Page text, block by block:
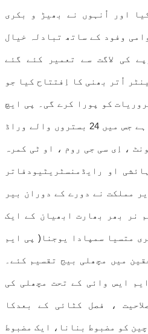
اور اُنہوں نے بھیڑ و بکری
وفود کے ساتھ تبادلہ خیال
نے 6کروڑ روپے کی لاگت سے تعمیر کئے گئے
اُتر بھنی کا اِفتتاح کیا جو
کو پورا کرے گی۔ پی ایچ
سی کا رقبہ 18,700 مربع فٹ ہے جس میں 24 بستروں والے وراڈ
، اِی سی جی روم ، او ٹی کمرہ
او رایڈمنسٹریٹیودفاتر
مملکت نے دورے کے دوران بیر
نر بھر بھارت ابھیان کے ایک
متسیا سمپادا یوجنا( پی ایم
میں مچھلی بیج تقسیم کئے۔
ایس وائی کے تحت مچھلی کی
، فصل کٹائی کے بعدکا
کو مضبوط بنانا، ایک مضبوط